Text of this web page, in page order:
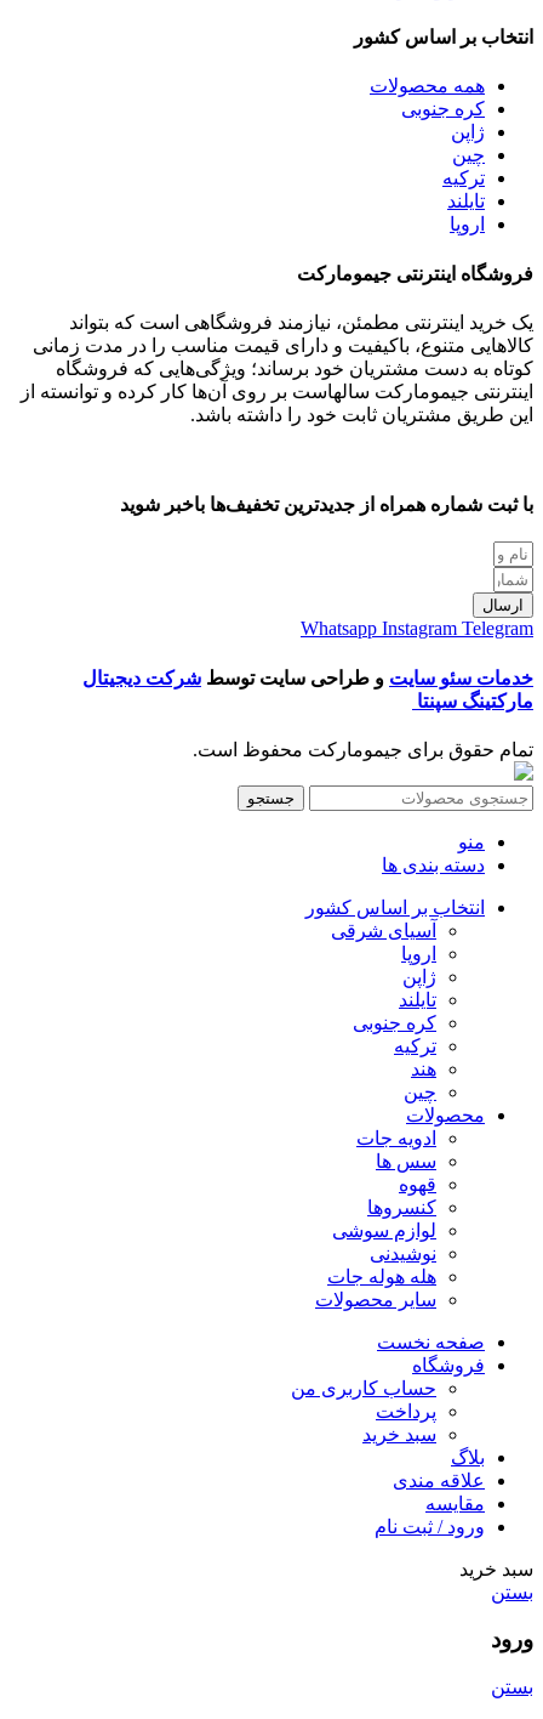
انتخاب بر اساس کشور
همه محصولات
کره جنوبی
ژاپن
چین
ترکیه
تایلند
اروپا
فروشگاه اینترنتی جیمومارکت
یک خرید اینترنتی مطمئن، نیازمند فروشگاهی است که بتواند
کالاهایی متنوع، باکیفیت و دارای قیمت مناسب را در مدت زمانی
کوتاه به دست مشتریان خود برساند؛ ویژگی‌هایی که فروشگاه
اینترنتی جیمومارکت سالهاست بر روی آن‌ها کار کرده و توانسته از
این طریق مشتریان ثابت خود را داشته باشد.
با ثبت شماره همراه از جدید‌ترین تخفیف‌ها با‌خبر شوید
ارسال
Whatsapp Instagram Telegram
خدمات سئو سایت و طراحی سایت توسط شرکت دیجیتال
مارکتینگ سپنتا
تمام حقوق برای جیمومارکت محفوظ است.
جستجو
منو
دسته بندی ها
انتخاب بر اساس کشور
آسیای شرقی
اروپا
ژاپن
تایلند
کره جنوبی
ترکیه
هند
چین
محصولات
ادویه جات
سس ها
قهوه
کنسروها
لوازم سوشی
نوشیدنی
هله هوله جات
سایر محصولات
صفحه نخست
فروشگاه
حساب کاربری من
پرداخت
سبد خرید
بلاگ
علاقه مندی
مقایسه
ورود / ثبت نام
سبد خرید
بستن
ورود
بستن